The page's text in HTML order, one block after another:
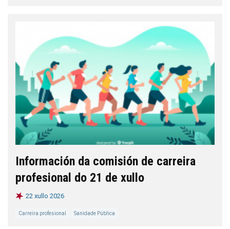
Información da comisión de carreira
profesional do 21 de xullo
22 xullo 2026
Carreira profesional Sanidade Pública